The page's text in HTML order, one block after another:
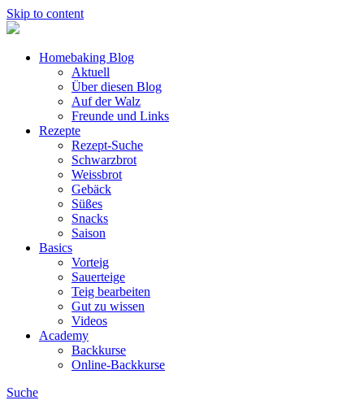
Skip to content
Homebaking Blog
Aktuell
Über diesen Blog
Auf der Walz
Freunde und Links
Rezepte
Rezept-Suche
Schwarzbrot
Weissbrot
Gebäck
Süßes
Snacks
Saison
Basics
Vorteig
Sauerteige
Teig bearbeiten
Gut zu wissen
Videos
Academy
Backkurse
Online-Backkurse
Suche